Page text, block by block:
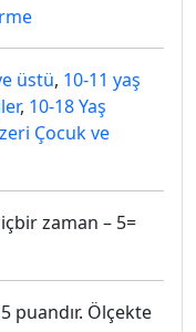
üstü, 10-11 yaş
, 10-18 Yaş
Çocuk ve
zaman – 5=
puandır. Ölçekte